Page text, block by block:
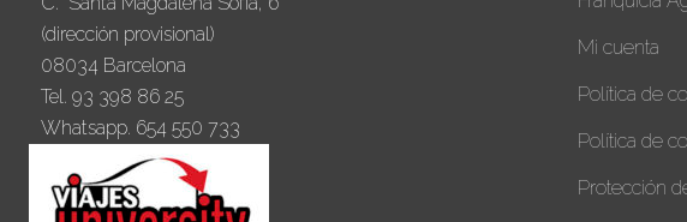
(dirección provisional)
08034 Barcelona
Tel. 93 398 86 25
Whatsapp. 654 550 733
Mi cuenta
Política de
Política de
Protección